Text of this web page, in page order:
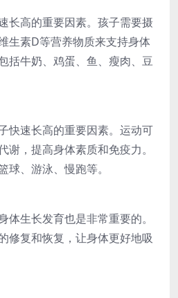
长高的重要因素。孩子需要摄
生素D等营养物质来支持身体
括牛奶、鸡蛋、鱼、瘦肉、豆
快速长高的重要因素。运动可
谢，提高身体素质和免疫力。
球、游泳、慢跑等。
体生长发育也是非常重要的。
修复和恢复，让身体更好地吸